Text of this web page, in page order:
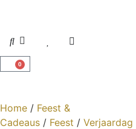
0
Home / Feest &
Cadeaus / Feest / Verjaardag